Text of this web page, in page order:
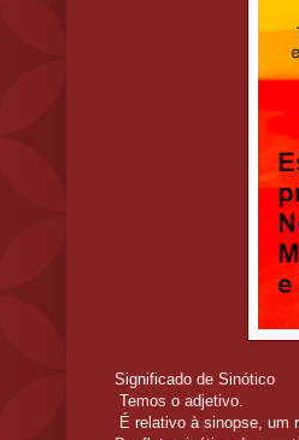
Significado de Sinótico
Temos o adjetivo.
É relativo à sinopse, um